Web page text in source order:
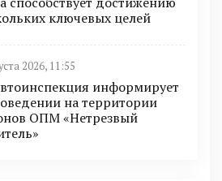
ключевых целей
2026, 11:55
информирует
на территории
ОПМ «Нетрезвый